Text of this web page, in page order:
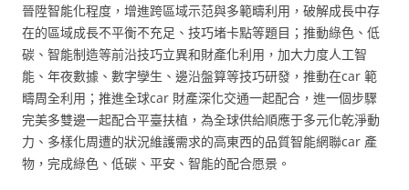
晉陞智能化程度，增進跨區域示范與多範疇利用，破解成長中存
在的區域成長不平衡不充足、技巧堵卡點等題目；推動綠色、低
碳、智能制造等前沿技巧立異和財產化利用，加大力度人工智
能、年夜數據、數字孿生、邊沿盤算等技巧研發，推動在car 範
疇周全利用；推進全球car 財產深化交通一起配合，進一個步驟
完美多雙邊一起配合平臺扶植，為全球供給順應于多元化乾淨動
力、多樣化周遭的狀況維護需求的高東西的品質智能網聯car 產
物，完成綠色、低碳、平安、智能的配合愿景。